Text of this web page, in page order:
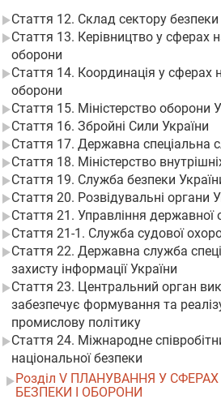
Стаття 12. Склад сектору безпеки
Стаття 13. Керівництво у сферах
оборони
Стаття 14. Координація у сферах
оборони
Стаття 15. Міністерство оборони
Стаття 16. Збройні Сили України
Стаття 17. Державна спеціальна
Стаття 18. Міністерство
Стаття 19. Служба безпеки
Стаття 20. Розвідувальні органи
Стаття 21. Управління державної
Стаття 21-1. Служба судової
Стаття 22. Державна служба
захисту інформації України
Стаття 23. Центральний орган
забезпечує формування та
промислову політику
Стаття 24. Міжнародне
національної безпеки
Розділ V ПЛАНУВАННЯ У
БЕЗПЕКИ І ОБОРОНИ